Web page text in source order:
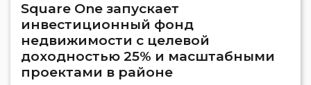
Square One запускает
инвестиционный фонд
недвижимости с целевой
доходностью 25% и масштабными
проектами в районе